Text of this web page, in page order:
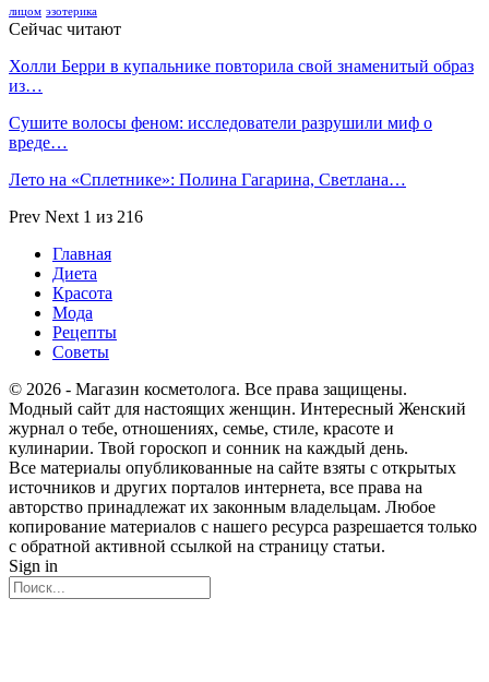
лицом эзотерика
Сейчас читают
Холли Берри в купальнике повторила свой знаменитый образ
из…
Сушите волосы феном: исследователи разрушили миф о
вреде…
Лето на «Сплетнике»: Полина Гагарина, Светлана…
Prev Next 1 из 216
Главная
Диета
Красота
Мода
Рецепты
Советы
© 2026 - Магазин косметолога. Все права защищены.
Модный сайт для настоящих женщин. Интересный Женский
журнал о тебе, отношениях, семье, стиле, красоте и
кулинарии. Твой гороскоп и сонник на каждый день.
Все материалы опубликованные на сайте взяты с открытых
источников и других порталов интернета, все права на
авторство принадлежат их законным владельцам. Любое
копирование материалов с нашего ресурса разрешается только
с обратной активной ссылкой на страницу статьи.
Sign in